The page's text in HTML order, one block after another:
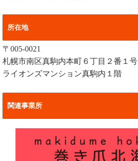
所在地
〒005-0021
札幌市南区真駒内本町６丁目２番１号
ライオンズマンション真駒内１階
関連事業所